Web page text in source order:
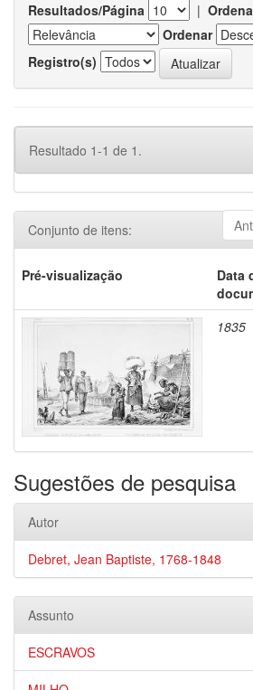
Resultados/Página |
Ordenar
Registro(s)
Resultado 1-1 de 1.
Conjunto de itens:
Pré-visualização
Data
1835
Sugestões de pesquisa
Autor
Debret, Jean Baptiste, 1768-1848
Assunto
ESCRAVOS